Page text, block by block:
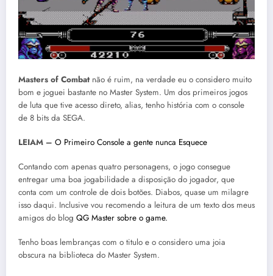
Masters of Combatnão é ruim, na verdade eu o considero muito
bom e joguei bastante no Master System. Um dos primeiros jogos
de luta que tive acesso direto, alias, tenho história com o console
de 8 bits da SEGA.
LEIAM – O Primeiro Console a gente nunca Esquece
Contando com apenas quatro personagens, o jogo consegue
entregar uma boa jogabilidade a disposição do jogador, que
conta com um controle de dois botões. Diabos, quase um milagre
isso daqui. Inclusive vou recomendo a leitura de um texto dos meus
amigos do blog QG Master sobre o game.
Tenho boas lembranças com o titulo e o considero uma joia
obscura na biblioteca do Master System.